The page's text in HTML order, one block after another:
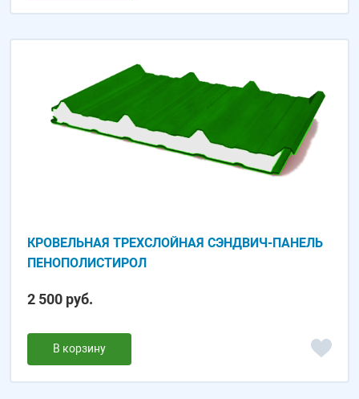
КРОВЕЛЬНАЯ ТРЕХСЛОЙНАЯ СЭНДВИЧ-ПАНЕЛЬ
ПЕНОПОЛИCТИРОЛ
2 500 руб.
В корзину